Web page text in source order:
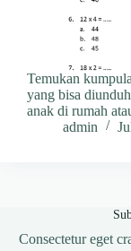
Temukan
yang bisa
anak di rumah
admin
Consectetur eget